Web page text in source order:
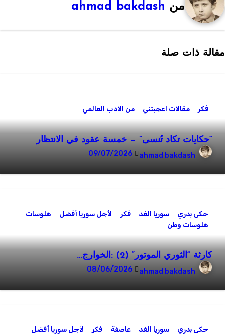
من ahmad bakdash
مقالة ذات صلة
فكر مقالات اعجبتني من الادب العالمي
“حكايات تكاد تُنسى” — خمسة عقود في الانتظار
ahmad bakdash
09/07/2026
حكى بدري سوريا الغد فكر لأجل سوريا أفضل
هلوسات
هلوسات وطن
كارثة “الثوري الموتور” (2) :الخوارج…
ahmad bakdash
08/06/2026
حكى بدري سوريا الغد عاصفة فكر
لأجل سوريا أفضل